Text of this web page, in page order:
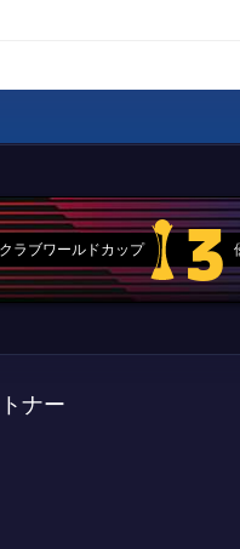
ラブワールドカップ 3
ナー